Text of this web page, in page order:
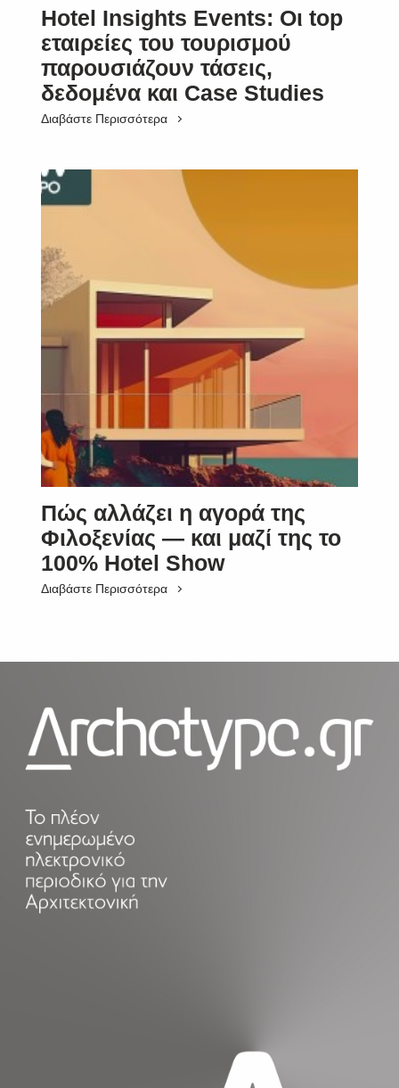
Hotel Insights Events: Οι top
εταιρείες του τουρισμού
παρουσιάζουν τάσεις,
δεδομένα και Case Studies
Διαβάστε Περισσότερα
Πώς αλλάζει η αγορά της
Φιλοξενίας — και μαζί της το
100% Hotel Show
Διαβάστε Περισσότερα